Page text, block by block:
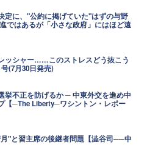
定に、"公約に掲げていた"はずの与野
ではあるが「小さな政府」にはほど遠
ッシャー……このストレスどう抜こう
(7月30日発売)
挙不正を防げるか ─ 中東外交を進め中
【─The Liberty─ワシントン・レポー
"と習主席の後継者問題【澁谷司──中